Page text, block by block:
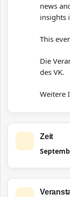
news
insights
This
Die
des VK.
Weitere
Zeit